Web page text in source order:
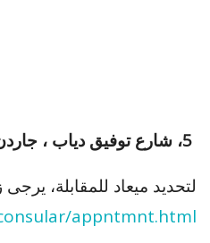
لتحديد ميعاد للمقابلة،
appntmnt.html